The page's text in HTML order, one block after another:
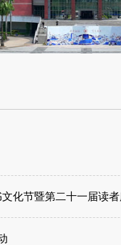
化节暨第二十一届读